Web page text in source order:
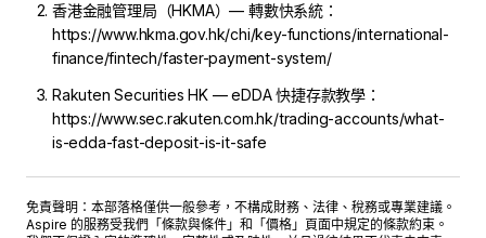
香港金融管理局（HKMA）— 轉數快系統：
https://www.hkma.gov.hk/chi/key-functions/international-
finance/fintech/faster-payment-system/
Rakuten Securities HK — eDDA 快捷存款教學：
https://www.sec.rakuten.com.hk/trading-accounts/what-
is-edda-fast-deposit-is-it-safe
免責聲明：本部落格僅供一般參考，不構成財務、法律、稅務或專業建議。
Aspire 的服務受我們「 條款與條件 」和「 價格 」頁面中規定的條款約束。